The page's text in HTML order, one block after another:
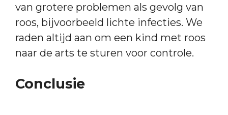
van grotere problemen als gevolg van
roos, bijvoorbeeld lichte infecties. We
raden altijd aan om een kind met roos
naar de arts te sturen voor controle.
Conclusie